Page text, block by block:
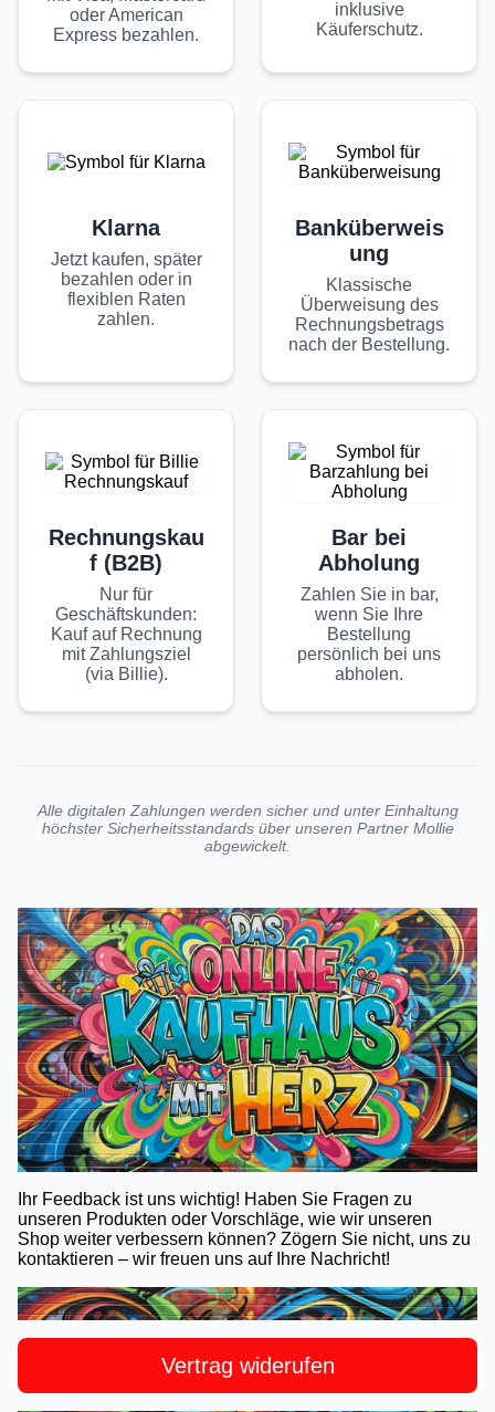
oder American
Express bezahlen.
inklusive
Käuferschutz.
Klarna
Jetzt kaufen, später
bezahlen oder in
flexiblen Raten
zahlen.
Banküberweis
ung
Klassische
Überweisung des
Rechnungsbetrags
nach der Bestellung.
Rechnungskau
f (B2B)
Nur für
Geschäftskunden:
Kauf auf Rechnung
mit Zahlungsziel
(via Billie).
Bar bei
Abholung
Zahlen Sie in bar,
wenn Sie Ihre
Bestellung
persönlich bei uns
abholen.
Alle digitalen Zahlungen werden sicher und unter Einhaltung
höchster Sicherheitsstandards über unseren Partner Mollie
abgewickelt.
Ihr Feedback ist uns wichtig! Haben Sie Fragen zu
unseren Produkten oder Vorschläge, wie wir unseren
Shop weiter verbessern können? Zögern Sie nicht, uns zu
kontaktieren – wir freuen uns auf Ihre Nachricht!
Vertrag widerufen